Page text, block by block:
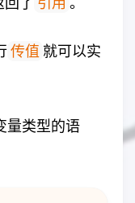
传值 就可以实
量类型的语